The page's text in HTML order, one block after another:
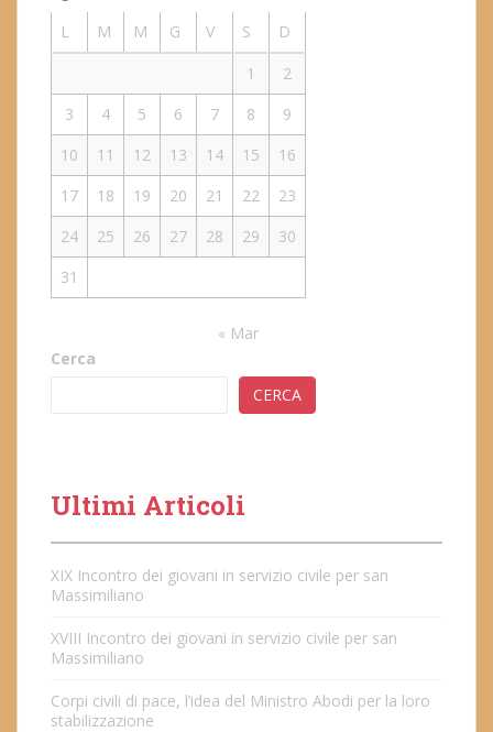
L
M M G V S
D
1
2
3
4 5 6 7 8
9
10
11 12 13 14 15
16
17
18 19 20 21 22
23
24
25 26 27 28 29
30
31
« Mar
Cerca
CERCA
Ultimi Articoli
XIX Incontro dei giovani in servizio civile per san
Massimiliano
XVIII Incontro dei giovani in servizio civile per san
Massimiliano
Corpi civili di pace, l’idea del Ministro Abodi per la loro
stabilizzazione